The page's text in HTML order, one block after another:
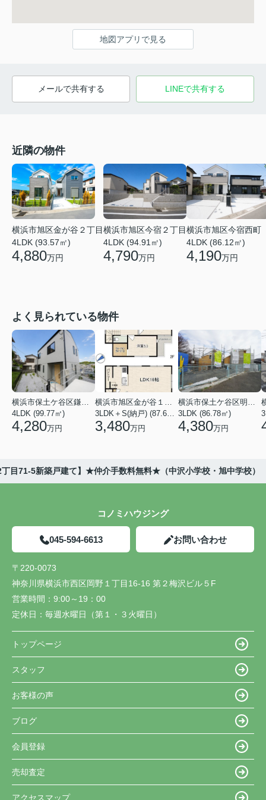
地図アプリで見る
メールで共有する LINEで共有する
近隣の物件
横浜市旭区金が谷２丁目
4LDK (93.57㎡)
4,880万円
横浜市旭区今宿２丁目
4LDK (94.91㎡)
4,790万円
横浜市旭区今宿西町
4LDK (86.12㎡)
4,190万円
よく見られている物件
横浜市保土ケ谷区鎌谷町
4LDK (99.77㎡)
4,280万円
横浜市旭区金が谷１丁目
3LDK＋S(納戸) (87.61㎡)
3,480万円
横浜市保土ケ谷区明神台
3LDK (86.78㎡)
4,380万円
目71-5新築戸建て】★仲介手数料無料★（中沢小学校・旭中学校）
コノミハウジング
045-594-6613 お問い合わせ
〒220-0073
神奈川県横浜市西区岡野１丁目16-16 第２梅沢ビル５F
営業時間： 9:00～19：00
定休日： 毎週水曜日（第１・３火曜日）
トップページ
スタッフ
お客様の声
ブログ
会員登録
売却査定
アクセスマップ